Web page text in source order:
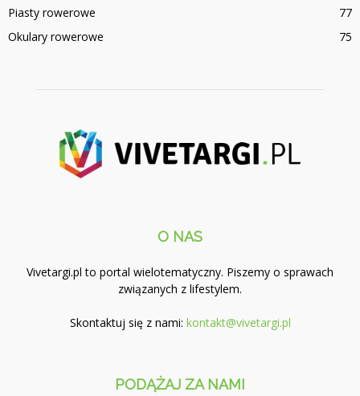
Piasty rowerowe
77
Okulary rowerowe
75
O NAS
Vivetargi.pl to portal wielotematyczny. Piszemy o sprawach
związanych z lifestylem.
Skontaktuj się z nami: kontakt@vivetargi.pl
PODĄŻAJ ZA NAMI